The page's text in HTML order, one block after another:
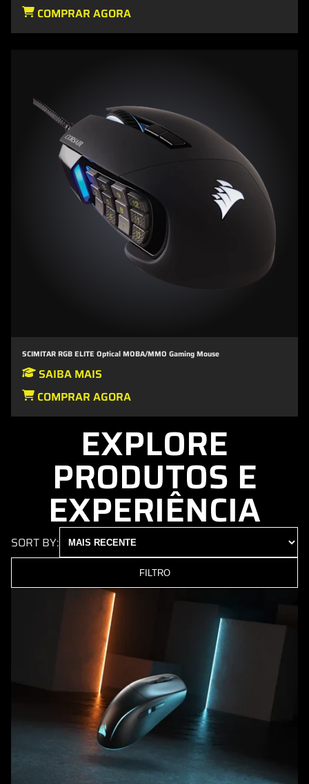
COMPRAR AGORA
SCIMITAR RGB ELITE Optical MOBA/MMO Gaming Mouse
SAIBA MAIS
COMPRAR AGORA
EXPLORE
PRODUTOS E
EXPERIÊNCIA
SORT BY:
FILTRO